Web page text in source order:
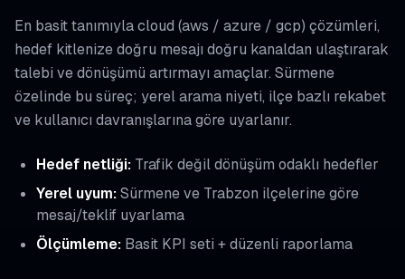
En basit tanımıyla cloud (aws / azure / gcp) çözümleri,
hedef kitlenize doğru mesajı doğru kanaldan ulaştırarak
talebi ve dönüşümü artırmayı amaçlar. Sürmene
özelinde bu süreç; yerel arama niyeti, ilçe bazlı rekabet
ve kullanıcı davranışlarına göre uyarlanır.
Hedef netliği: Trafik değil dönüşüm odaklı hedefler
Yerel uyum:Sürmene ve Trabzon ilçelerine göre
mesaj/teklif uyarlama
Ölçümleme: Basit KPI seti + düzenli raporlama